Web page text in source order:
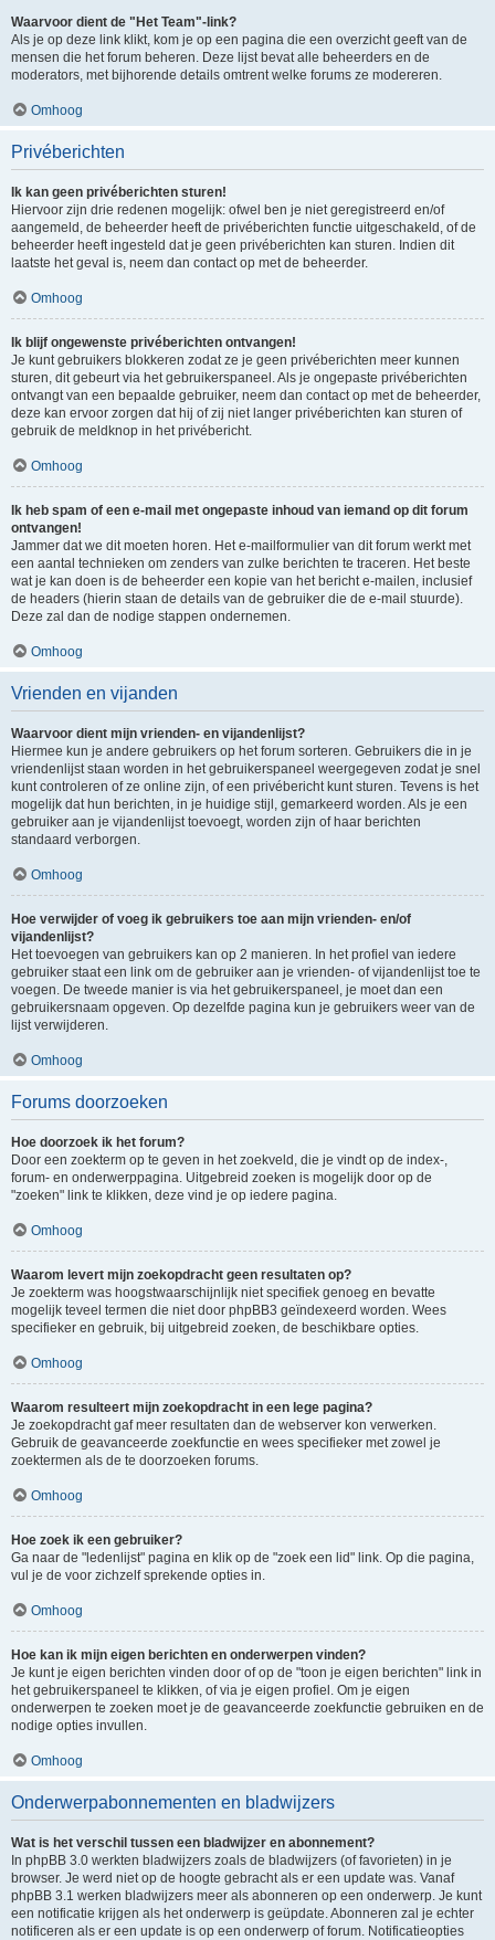
Waarvoor dient de "Het Team"-link?
Als je op deze link klikt, kom je op een pagina die een overzicht geeft van de
mensen die het forum beheren. Deze lijst bevat alle beheerders en de
moderators, met bijhorende details omtrent welke forums ze modereren.
Omhoog
Privéberichten
Ik kan geen privéberichten sturen!
Hiervoor zijn drie redenen mogelijk: ofwel ben je niet geregistreerd en/of
aangemeld, de beheerder heeft de privéberichten functie uitgeschakeld, of de
beheerder heeft ingesteld dat je geen privéberichten kan sturen. Indien dit
laatste het geval is, neem dan contact op met de beheerder.
Omhoog
Ik blijf ongewenste privéberichten ontvangen!
Je kunt gebruikers blokkeren zodat ze je geen privéberichten meer kunnen
sturen, dit gebeurt via het gebruikerspaneel. Als je ongepaste privéberichten
ontvangt van een bepaalde gebruiker, neem dan contact op met de beheerder,
deze kan ervoor zorgen dat hij of zij niet langer privéberichten kan sturen of
gebruik de meldknop in het privébericht.
Omhoog
Ik heb spam of een e-mail met ongepaste inhoud van iemand op dit forum
ontvangen!
Jammer dat we dit moeten horen. Het e-mailformulier van dit forum werkt met
een aantal technieken om zenders van zulke berichten te traceren. Het beste
wat je kan doen is de beheerder een kopie van het bericht e-mailen, inclusief
de headers (hierin staan de details van de gebruiker die de e-mail stuurde).
Deze zal dan de nodige stappen ondernemen.
Omhoog
Vrienden en vijanden
Waarvoor dient mijn vrienden- en vijandenlijst?
Hiermee kun je andere gebruikers op het forum sorteren. Gebruikers die in je
vriendenlijst staan worden in het gebruikerspaneel weergegeven zodat je snel
kunt controleren of ze online zijn, of een privébericht kunt sturen. Tevens is het
mogelijk dat hun berichten, in je huidige stijl, gemarkeerd worden. Als je een
gebruiker aan je vijandenlijst toevoegt, worden zijn of haar berichten
standaard verborgen.
Omhoog
Hoe verwijder of voeg ik gebruikers toe aan mijn vrienden- en/of
vijandenlijst?
Het toevoegen van gebruikers kan op 2 manieren. In het profiel van iedere
gebruiker staat een link om de gebruiker aan je vrienden- of vijandenlijst toe te
voegen. De tweede manier is via het gebruikerspaneel, je moet dan een
gebruikersnaam opgeven. Op dezelfde pagina kun je gebruikers weer van de
lijst verwijderen.
Omhoog
Forums doorzoeken
Hoe doorzoek ik het forum?
Door een zoekterm op te geven in het zoekveld, die je vindt op de index-,
forum- en onderwerppagina. Uitgebreid zoeken is mogelijk door op de
"zoeken" link te klikken, deze vind je op iedere pagina.
Omhoog
Waarom levert mijn zoekopdracht geen resultaten op?
Je zoekterm was hoogstwaarschijnlijk niet specifiek genoeg en bevatte
mogelijk teveel termen die niet door phpBB3 geïndexeerd worden. Wees
specifieker en gebruik, bij uitgebreid zoeken, de beschikbare opties.
Omhoog
Waarom resulteert mijn zoekopdracht in een lege pagina?
Je zoekopdracht gaf meer resultaten dan de webserver kon verwerken.
Gebruik de geavanceerde zoekfunctie en wees specifieker met zowel je
zoektermen als de te doorzoeken forums.
Omhoog
Hoe zoek ik een gebruiker?
Ga naar de "ledenlijst" pagina en klik op de "zoek een lid" link. Op die pagina,
vul je de voor zichzelf sprekende opties in.
Omhoog
Hoe kan ik mijn eigen berichten en onderwerpen vinden?
Je kunt je eigen berichten vinden door of op de "toon je eigen berichten" link in
het gebruikerspaneel te klikken, of via je eigen profiel. Om je eigen
onderwerpen te zoeken moet je de geavanceerde zoekfunctie gebruiken en de
nodige opties invullen.
Omhoog
Onderwerpabonnementen en bladwijzers
Wat is het verschil tussen een bladwijzer en abonnement?
In phpBB 3.0 werkten bladwijzers zoals de bladwijzers (of favorieten) in je
browser. Je werd niet op de hoogte gebracht als er een update was. Vanaf
phpBB 3.1 werken bladwijzers meer als abonneren op een onderwerp. Je kunt
een notificatie krijgen als het onderwerp is geüpdate. Abonneren zal je echter
notificeren als er een update is op een onderwerp of forum. Notificatieopties